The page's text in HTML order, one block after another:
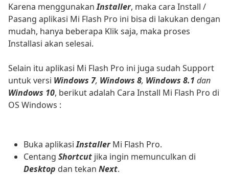
Karena menggunakanInstaller, maka cara Install /
Pasang aplikasi Mi Flash Pro ini bisa di lakukan dengan
mudah, hanya beberapa Klik saja, maka proses
Installasi akan selesai.
Selain itu aplikasi Mi Flash Pro ini juga sudah Support
untuk versi Windows 7, Windows 8, Windows 8.1 dan
Windows 10, berikut adalah Cara Install Mi Flash Pro di
OS Windows :
Buka aplikasiInstallerMi Flash Pro.
Centang Shortcut jika ingin memunculkan di
Desktop dan tekan Next.